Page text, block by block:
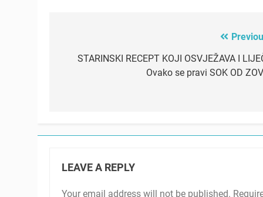
navigation
STARINSKI RECEPT KOJI OSVJEŽAVA I
Ovako se pravi SOK OD
LEAVE A REPLY
Your email address will not be published.